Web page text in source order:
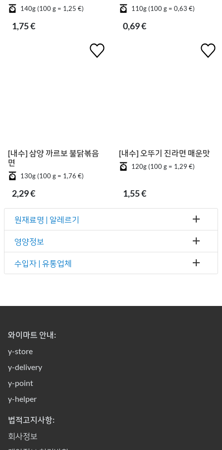
140g (100 g = 1,25 €)
1,75 €
110g (100 g = 0,63 €)
0,69 €
[내수] 삼양 까르보 불닭볶음
면
130g (100 g = 1,76 €)
2,29 €
[내수] 오뚜기 진라면 매운맛
120g (100 g = 1,29 €)
1,55 €
원재료명 | 알레르기
영양정보
수입자 | 유통업체
와이마트 안내:
y-store
y-delivery
y-point
y-helper
법적고지사항:
회사정보